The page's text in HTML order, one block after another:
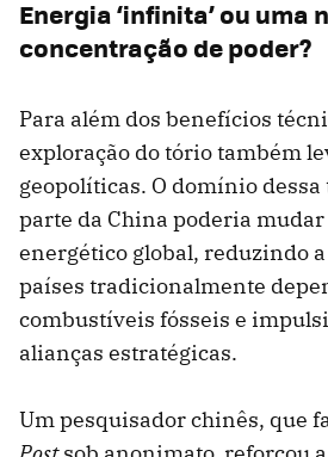
Energia ‘infinita’ ou uma
concentração de poder?
Para além dos benefícios
exploração do tório também
geopolíticas. O domínio
parte da China poderia
energético global, reduzindo
países tradicionalmente
combustíveis fósseis e
alianças estratégicas.
Um pesquisador chinês, que